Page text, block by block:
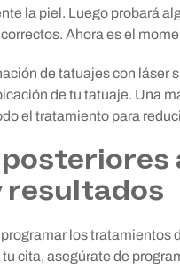
la piel. Luego probará
Ahora es el
de tatuajes con láser
de tu tatuaje. Una
el tratamiento para
resultados
los tratamientos
cita, asegúrate de